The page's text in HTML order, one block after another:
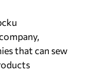
that can sew